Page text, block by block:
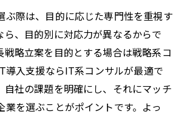
ぶ際は、目的に応じた専門性を重視す
ら、目的別に対応力が異なるからで
戦略立案を目的とする場合は戦略系コ
導入支援ならIT系コンサルが最適で
自社の課題を明確にし、それにマッチ
業を選ぶことがポイントです。よっ